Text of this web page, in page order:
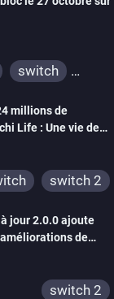
switch
one
wiiu
ps3
2
millions de
Life : Une vie de
switch 2
jour 2.0.0 ajoute
de
switch 2